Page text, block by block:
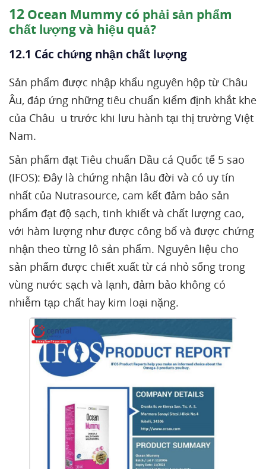
12 Ocean Mummy có phải sản phẩm
chất lượng và hiệu quả?
12.1 Các chứng nhận chất lượng
Sản phẩm được nhập khẩu nguyên hộp từ Châu
Âu, đáp ứng những tiêu chuẩn kiểm định khắt khe
của Châu u trước khi lưu hành tại thị trường Việt
Nam.
Sản phẩm đạt Tiêu chuẩn Dầu cá Quốc tế 5 sao
(IFOS): Đây là chứng nhận lâu đời và có uy tín
nhất của Nutrasource, cam kết đảm bảo sản
phẩm đạt độ sạch, tinh khiết và chất lượng cao,
với hàm lượng như được công bố và được chứng
nhận theo từng lô sản phẩm. Nguyên liệu cho
sản phẩm được chiết xuất từ cá nhỏ sống trong
vùng nước sạch và lạnh, đảm bảo không có
nhiễm tạp chất hay kim loại nặng.